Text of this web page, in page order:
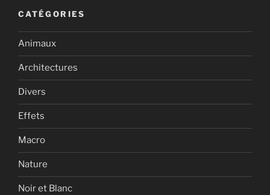
CATÉGORIES
Animaux
Architectures
Divers
Effets
Macro
Nature
Noir et Blanc